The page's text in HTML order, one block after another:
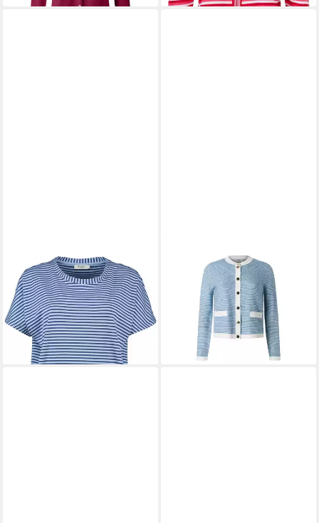
Poloshirt
69,95 € UVP99,95 €
-30%
lieferbar - in 2-3 Werktagen bei dir
Strickjacke Maerz Muenchen
276601 Strickjacke Damen
Bekleidung
229,00 €
lieferbar - in 2-3 Werktagen bei dir